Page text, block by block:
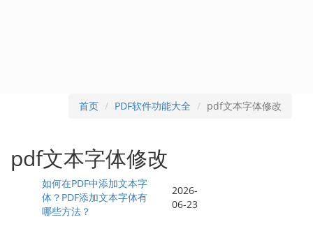
首页 PDF软件功能大全 pdf文本字体修改
pdf文本字体修改
如何在PDF中添加文本字
体？PDF添加文本字体有
哪些方法？
2026-
06-23